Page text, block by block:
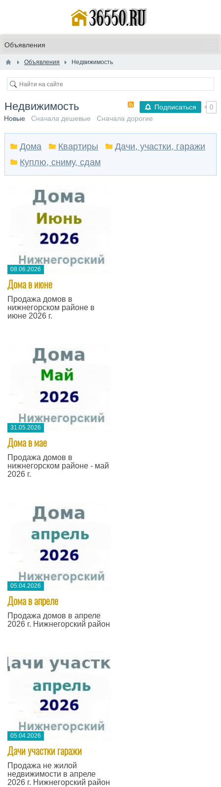
Объявления Недвижимость
Подписаться 0
Недвижимость
Новые Сначала дешевые Сначала дорогие
Дома Квартиры
Дачи, участки, гаражи
Куплю, сниму, сдам
08.06.2026
Дома в июне
Продажа домов в
нижнегорском районе в
июне 2026 г.
31.05.2026
Дома в мае
Продажа домов в
нижнегорском районе - май
2026 г.
05.04.2026
Дома в апреле
Продажа домов в апреле
2026 г. Нижнегорский район
05.04.2026
Дачи участки гаражи
Продажа не жилой
недвижимости в апреле
2026 г. Нижнегорский район